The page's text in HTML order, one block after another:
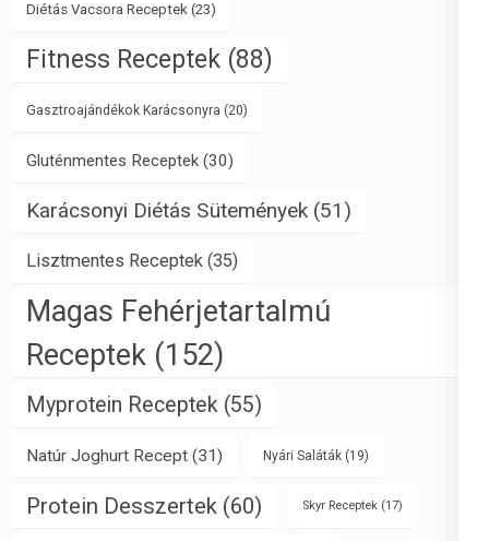
Diétás Vacsora Receptek (23)
Fitness Receptek (88)
Gasztroajándékok Karácsonyra (20)
Gluténmentes Receptek (30)
Karácsonyi Diétás Sütemények (51)
Lisztmentes Receptek (35)
Magas Fehérjetartalmú
Receptek (152)
Myprotein Receptek (55)
Natúr Joghurt Recept (31) Nyári Saláták (19)
Protein Desszertek (60) Skyr Receptek (17)